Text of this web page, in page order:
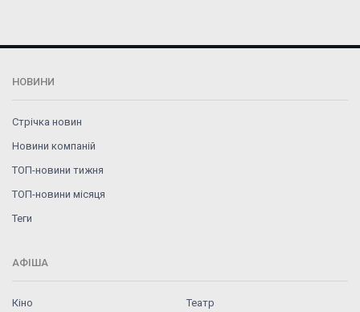
НОВИНИ
Стрічка новин
Новини компаній
ТОП-новини тижня
ТОП-новини місяця
Теги
АФІША
Кіно
Театр